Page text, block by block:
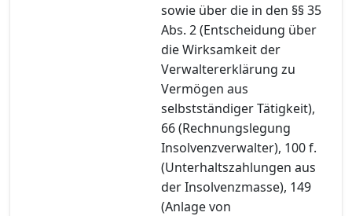
sowie über die in den §§ 35
Abs. 2 (Entscheidung über
die Wirksamkeit der
Verwaltererklärung zu
Vermögen aus
selbstständiger Tätigkeit),
66 (Rechnungslegung
Insolvenzverwalter), 100 f.
(Unterhaltszahlungen aus
der Insolvenzmasse), 149
(Anlage von